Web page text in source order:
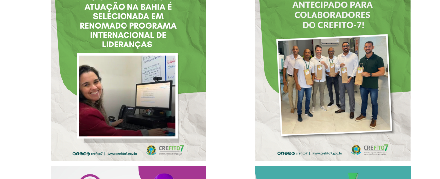
FISIOTERAPEUTA
COM ATUAÇÃO NA
BAHIA É
SELECIONADA EM
RENOMADO
PROGRAMA
INTERNACIONAL
DE LIDERANÇAS
DIA DOS PAIS É
ANTECIPADO
PARA
COLABORADORES
DO CREFITO-7